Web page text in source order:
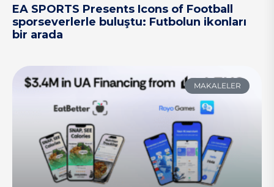
EA SPORTS Presents Icons of Football
sporseverlerle buluştu: Futbolun ikonları
bir arada
MAKALELER